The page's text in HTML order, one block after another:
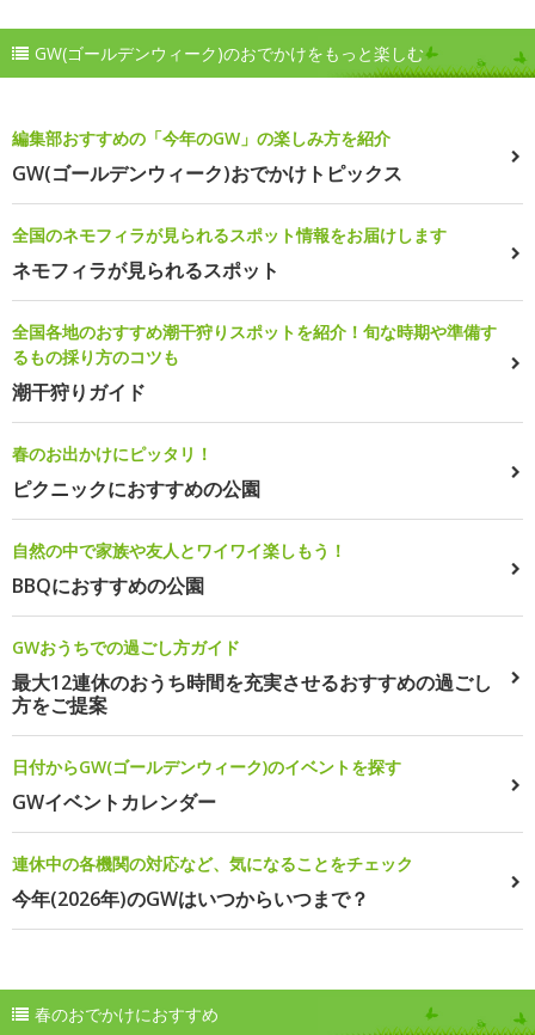
GW(ゴールデンウィーク)のおでかけをもっと楽しむ
編集部おすすめの「今年のGW」の楽しみ方を紹介
GW(ゴールデンウィーク)おでかけトピックス
全国のネモフィラが見られるスポット情報をお届けします
ネモフィラが見られるスポット
全国各地のおすすめ潮干狩りスポットを紹介！旬な時期や準備す
るもの採り方のコツも
潮干狩りガイド
春のお出かけにピッタリ！
ピクニックにおすすめの公園
自然の中で家族や友人とワイワイ楽しもう！
BBQにおすすめの公園
GWおうちでの過ごし方ガイド
最大12連休のおうち時間を充実させるおすすめの過ごし
方をご提案
日付からGW(ゴールデンウィーク)のイベントを探す
GWイベントカレンダー
連休中の各機関の対応など、気になることをチェック
今年(2026年)のGWはいつからいつまで？
春のおでかけにおすすめ